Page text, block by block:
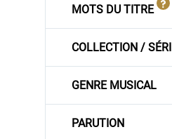
MOTS DU TITRE
COLLECTION /
GENRE MUSICAL
PARUTION